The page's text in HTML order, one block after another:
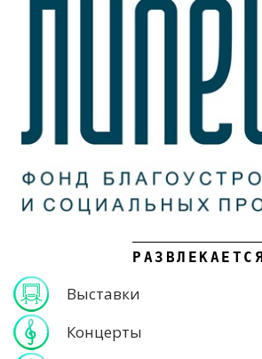
РАЗВЛЕКАЕТСЯ
Выставки
Концерты